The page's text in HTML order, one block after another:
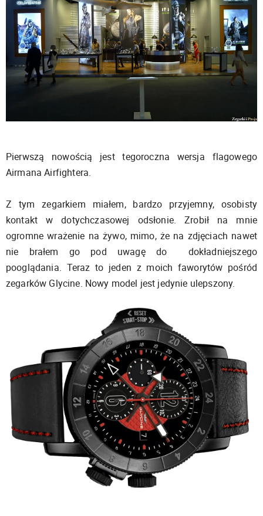
Pierwszą nowością jest tegoroczna wersja flagowego
Airmana Airfightera.
Z tym zegarkiem miałem, bardzo przyjemny, osobisty
kontakt w dotychczasowej odsłonie. Zrobił na mnie
ogromne wrażenie na żywo, mimo, że na zdjęciach nawet
nie brałem go pod uwagę do dokładniejszego
pooglądania. Teraz to jeden z moich faworytów pośród
zegarków Glycine. Nowy model jest jedynie ulepszony.